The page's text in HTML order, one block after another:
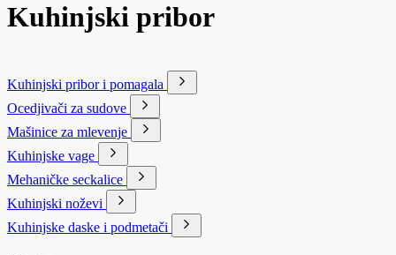
Kuhinjski pribor
Kuhinjski pribor i pomagala
Ocedjivači za sudove
Mašinice za mlevenje
Kuhinjske vage
Mehaničke seckalice
Kuhinjski noževi
Kuhinjske daske i podmetači